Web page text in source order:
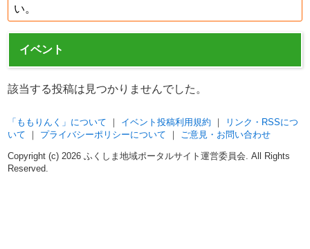
い。
イベント
該当する投稿は見つかりませんでした。
「ももりんく」について イベント投稿利用規約
リンク・RSSにつ
いて
プライバシーポリシーについて ご意見・お問い合わせ
Copyright (c) 2026 ふくしま地域ポータルサイト運営委員会. All Rights
Reserved.